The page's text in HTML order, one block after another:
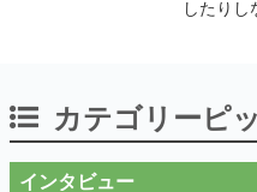
したり
カテゴリーピ
インタビュー